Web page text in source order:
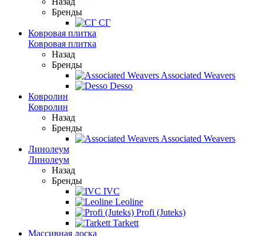
Бренды
СГ
Ковровая плитка
Ковровая плитка
Назад
Бренды
Associated Weavers
Desso
Ковролин
Ковролин
Назад
Бренды
Associated Weavers
Линолеум
Линолеум
Назад
Бренды
IVC
Leoline
Profi (Juteks)
Tarkett
Массивная доска